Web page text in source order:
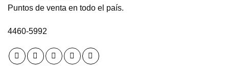
Puntos de venta en todo el país.
4460-5992